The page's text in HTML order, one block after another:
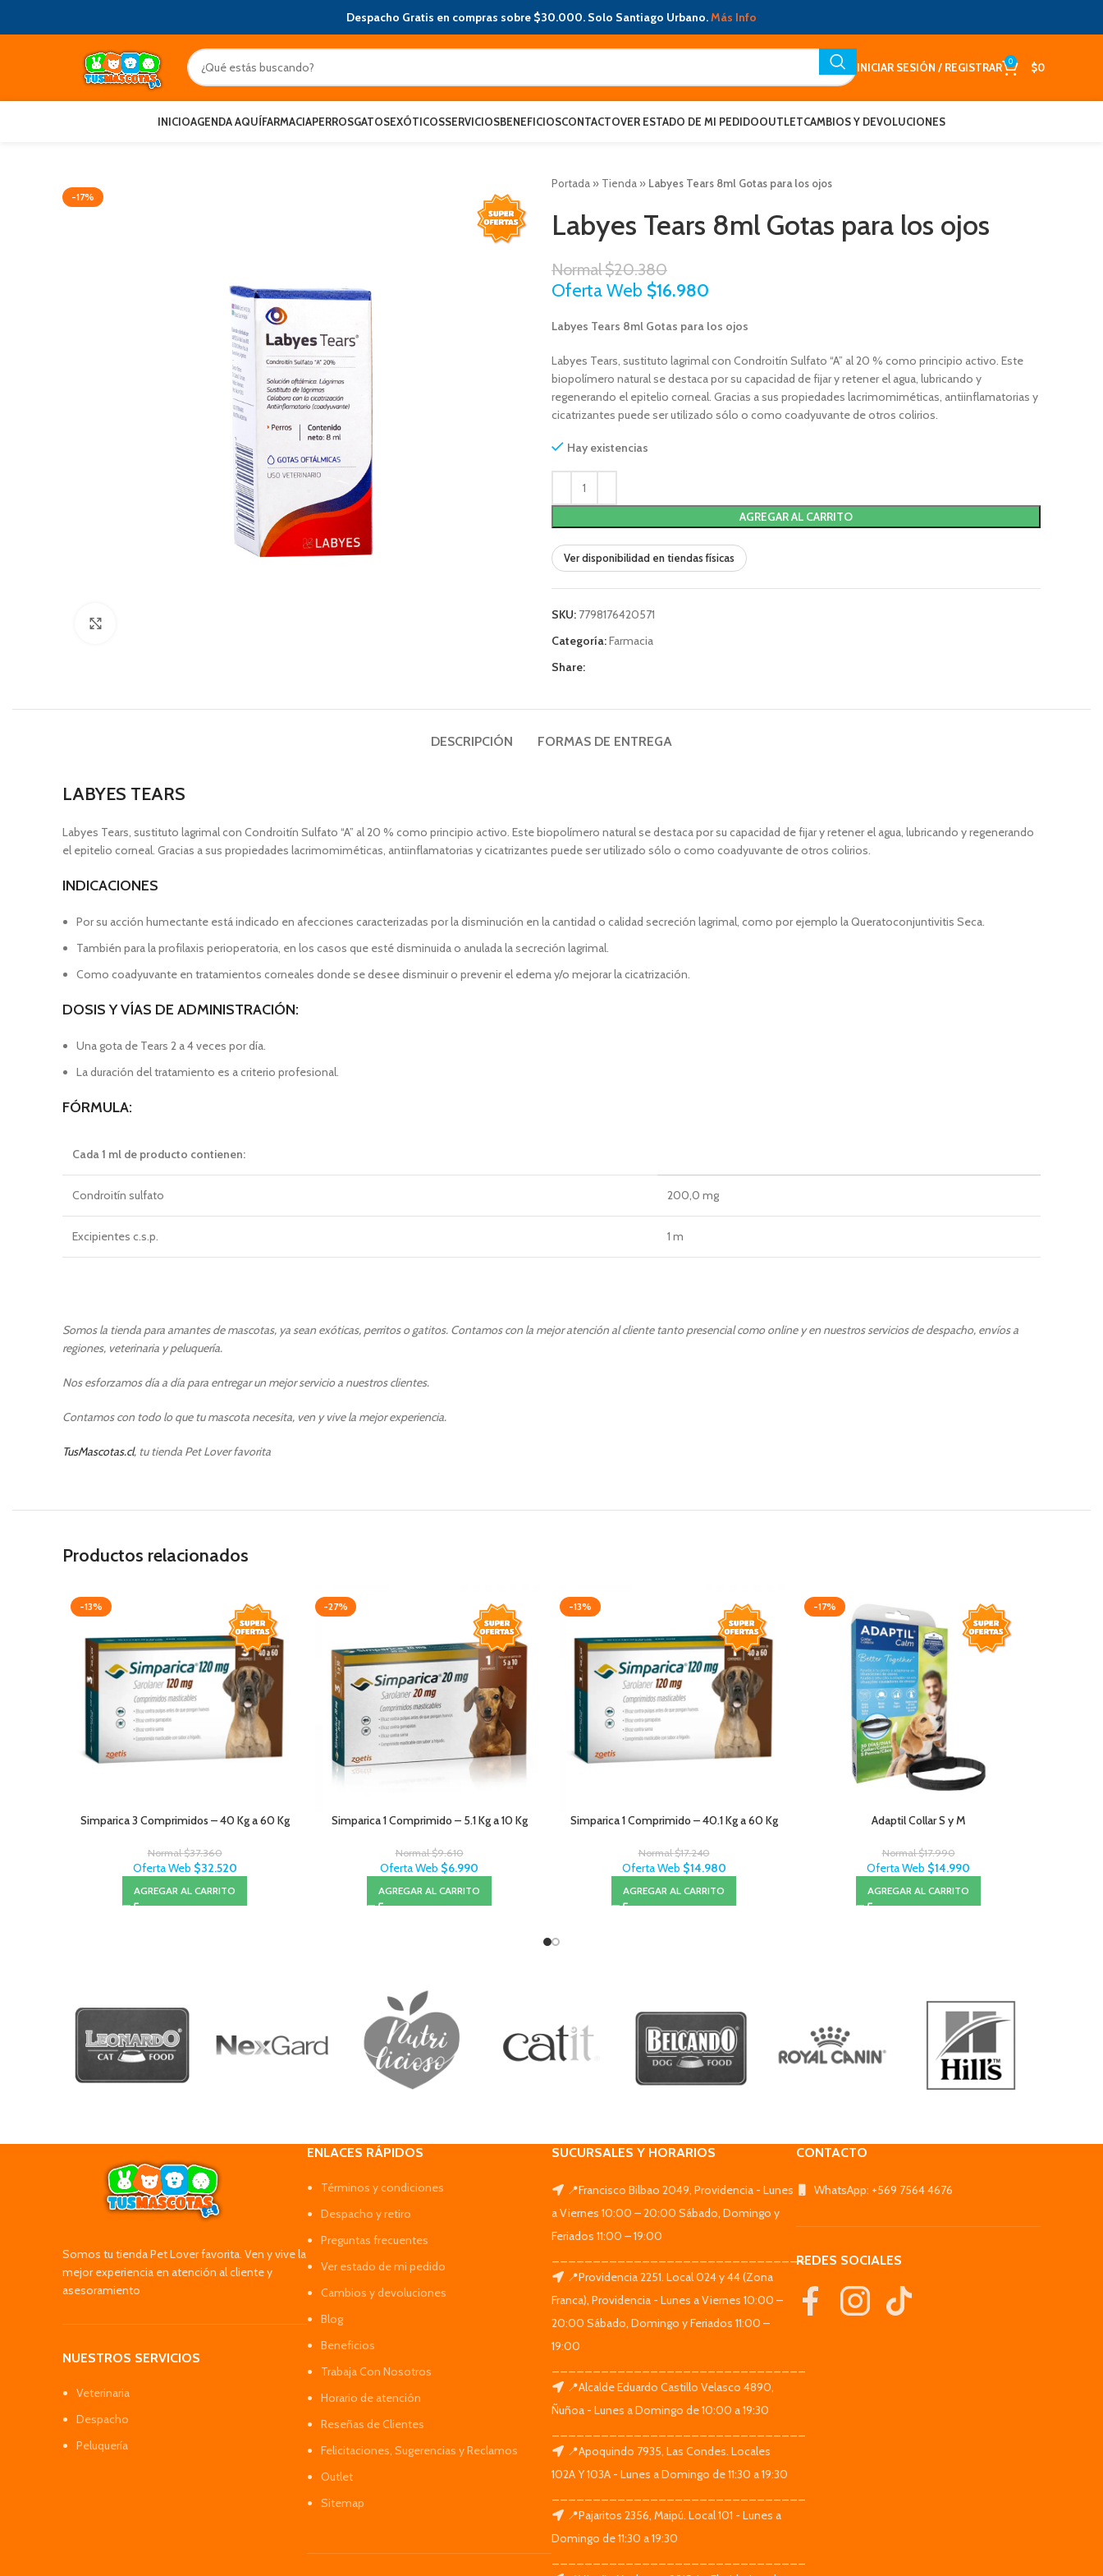
Despacho Gratis en compras sobre $30.000. Solo Santiago Urbano.Más Info
INICIAR SESIÓN / REGISTRAR 0 $0
INICIOAGENDA AQUÍFARMACIAPERROSGATOSEXÓTICOSSERVICIOSBENEFICIOSCONTACTOVER ESTADO DE MI PEDIDOOUTLETCAMBIOS Y DEVOLUCIONES
-17%
Portada » Tienda » Labyes Tears 8ml Gotas para los ojos
Labyes Tears 8ml Gotas para los ojos
Normal$20.380
Oferta Web $16.980
Labyes Tears 8ml Gotas para los ojos
Labyes Tears, sustituto lagrimal con Condroitín Sulfato “A” al 20 % como principio activo. Este
biopolímero natural se destaca por su capacidad de fijar y retener el agua, lubricando y
regenerando el epitelio corneal. Gracias a sus propiedades lacrimomiméticas, antiinflamatorias y
cicatrizantes puede ser utilizado sólo o como coadyuvante de otros colirios.
Hay existencias
AGREGAR AL CARRITO
Ver disponibilidad en tiendas físicas
SKU: 7798176420571
Categoría:Farmacia
Share:
DESCRIPCIÓN FORMAS DE ENTREGA
LABYES TEARS
Labyes Tears, sustituto lagrimal con Condroitín Sulfato “A” al 20 % como principio activo. Este biopolímero natural se destaca por su capacidad de fijar y retener el agua, lubricando y regenerando
el epitelio corneal. Gracias a sus propiedades lacrimomiméticas, antiinflamatorias y cicatrizantes puede ser utilizado sólo o como coadyuvante de otros colirios.
INDICACIONES
Por su acción humectante está indicado en afecciones caracterizadas por la disminución en la cantidad o calidad secreción lagrimal, como por ejemplo la Queratoconjuntivitis Seca.
También para la profilaxis perioperatoria, en los casos que esté disminuida o anulada la secreción lagrimal.
Como coadyuvante en tratamientos corneales donde se desee disminuir o prevenir el edema y/o mejorar la cicatrización.
DOSIS Y VÍAS DE ADMINISTRACIÓN:
Una gota de Tears 2 a 4 veces por día.
La duración del tratamiento es a criterio profesional.
FÓRMULA:
Cada 1 ml de producto contienen:
Condroitín sulfato 200,0 mg
Excipientes c.s.p. 1 m
Somos la tienda para amantes de mascotas, ya sean exóticas, perritos o gatitos. Contamos con la mejor atención al cliente tanto presencial como online y en nuestros servicios de despacho, envíos a
regiones, veterinaria y peluquería.
Nos esforzamos día a día para entregar un mejor servicio a nuestros clientes.
Contamos con todo lo que tu mascota necesita, ven y vive la mejor experiencia.
TusMascotas.cl, tu tienda Pet Lover favorita
Productos relacionados
-13%
Simparica 3 Comprimidos – 40 Kg a 60 Kg
Normal$37.360
Oferta Web $32.520
AGREGAR AL CARRITO
-27%
Simparica 1 Comprimido – 5.1 Kg a 10 Kg
Normal$9.610
Oferta Web $6.990
AGREGAR AL CARRITO
-13%
Simparica 1 Comprimido – 40.1 Kg a 60 Kg
Normal$17.240
Oferta Web $14.980
AGREGAR AL CARRITO
-17%
Adaptil Collar S y M
Normal$17.990
Oferta Web $14.990
AGREGAR AL CARRITO
Somos tu tienda Pet Lover favorita. Ven y vive la
mejor experiencia en atención al cliente y
asesoramiento
NUESTROS SERVICIOS
Veterinaria
Despacho
Peluquería
ENLACES RÁPIDOS
Términos y condiciones
Despacho y retiro
Preguntas frecuentes
Ver estado de mi pedido
Cambios y devoluciones
Blog
Beneficios
Trabaja Con Nosotros
Horario de atención
Reseñas de Clientes
Felicitaciones, Sugerencias y Reclamos
Outlet
Sitemap
SUCURSALES Y HORARIOS
📍Francisco Bilbao 2049, Providencia - Lunes
a Viernes 10:00 – 20:00 Sábado, Domingo y
Feriados 11:00 – 19:00
_______________________________
📍Providencia 2251. Local 024 y 44 (Zona
Franca), Providencia - Lunes a Viernes 10:00 –
20:00 Sábado, Domingo y Feriados 11:00 –
19:00
📍Alcalde Eduardo Castillo Velasco 4890,
Ñuñoa - Lunes a Domingo de 10:00 a 19:30
📍Apoquindo 7935, Las Condes. Locales
102A Y 103A - Lunes a Domingo de 11:30 a 19:30
📍Pajaritos 2356, Maipú. Local 101 - Lunes a
Domingo de 11:30 a 19:30
CONTACTO
WhatsApp: +569 7564 4676
REDES SOCIALES